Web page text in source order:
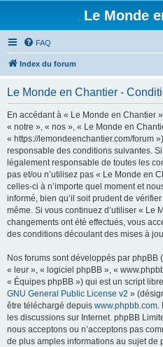
Le Monde
FAQ
Index du forum
Le Monde en Chantier -
En accédant à « Le Monde en Chantier
« notre », « nos », « Le Monde en
« https://lemondeenchantier.com/forum
responsable des conditions suivantes. Si
légalement responsable de toutes les
pas et/ou n’utilisez pas « Le Monde en
celles-ci à n’importe quel moment et
informé, bien qu’il soit prudent de
même. Si vous continuez d’utiliser « Le
changements ont été effectués, vous
des conditions découlant des mises à
Nos forums sont développés par
« leur », « logiciel phpBB », «
« Équipes phpBB ») qui est un script
GNU General Public License v2 »
être téléchargé depuis www.phpbb.com.
les discussions sur Internet. phpBB
nous acceptons ou n’acceptons pas
de plus amples informations au sujet de